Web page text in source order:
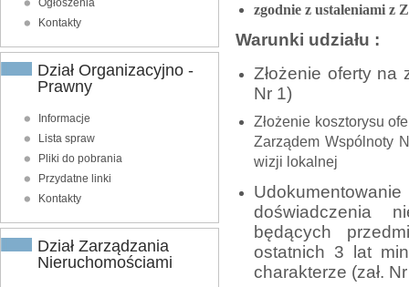
Ogłoszenia
Kontakty
Dział Organizacyjno -
Prawny
Informacje
Lista spraw
Pliki do pobrania
Przydatne linki
Kontakty
Dział Zarządzania
Nieruchomościami
zgodnie z ustaleniami z
Warunki udziału :
Złożenie oferty na
Nr 1)
Złożenie kosztorysu
Zarządem Wspólnoty
wizji lokalnej
doświadczenia
będących
ostatnich 3 lat
charakterze (zał.